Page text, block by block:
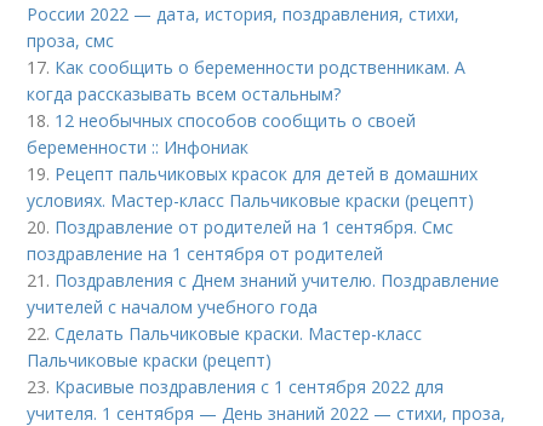
России 2022 — дата, история, поздравления, стихи,
проза, смс
17. Как сообщить о беременности родственникам. А
когда рассказывать всем остальным?
18. 12 необычных способов сообщить о своей
беременности :: Инфониак
19. Рецепт пальчиковых красок для детей в домашних
условиях. Мастер-класс Пальчиковые краски (рецепт)
20. Поздравление от родителей на 1 сентября. Смс
поздравление на 1 сентября от родителей
21. Поздравления с Днем знаний учителю. Поздравление
учителей с началом учебного года
22.Сделать Пальчиковые краски. Мастер-класс
Пальчиковые краски (рецепт)
23. Красивые поздравления с 1 сентября 2022 для
учителя. 1 сентября — День знаний 2022 — стихи, проза,